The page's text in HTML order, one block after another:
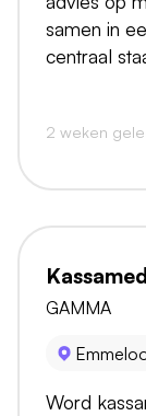
samen in
centraal
2 weken
GAMMA
Word